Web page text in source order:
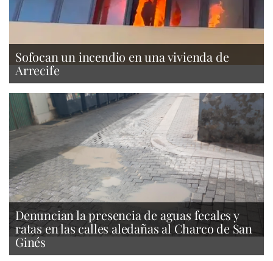
Sofocan un incendio en una vivienda de
Arrecife
Denuncian la presencia de aguas fecales y
ratas en las calles aledañas al Charco de San
Ginés